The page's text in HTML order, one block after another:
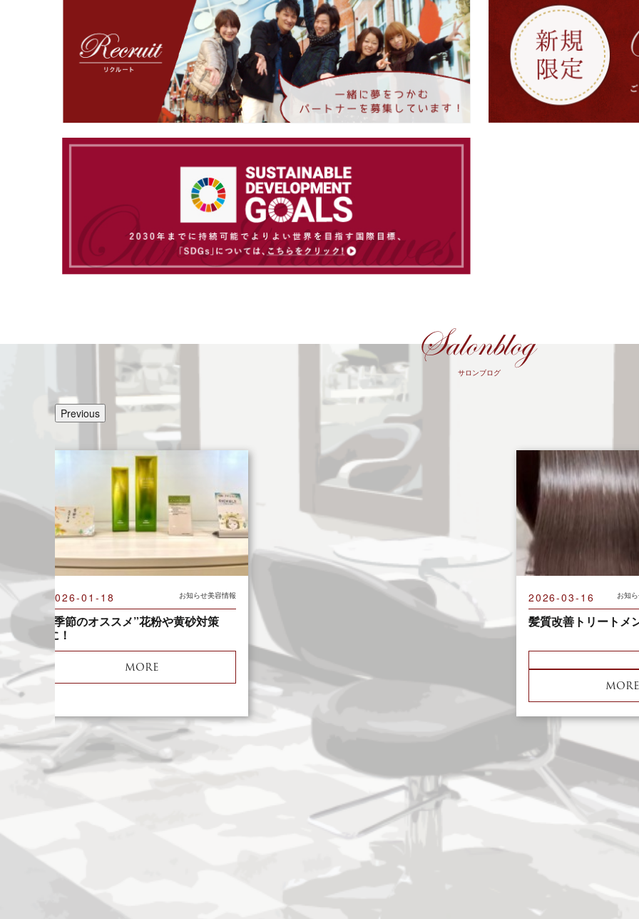
サロンブログ
Previous
2026-01-18 お知らせ美容情報
“季節のオススメ”花粉や黄砂対策
に！
MORE
2026-03-16 お知
髪質改善トリートメ
MORE